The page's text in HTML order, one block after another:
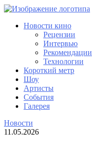
Новости кино
Рецензии
Интервью
Рекомендации
Технологии
Короткий метр
Шоу
Артисты
События
Галерея
Новости
11.05.2026